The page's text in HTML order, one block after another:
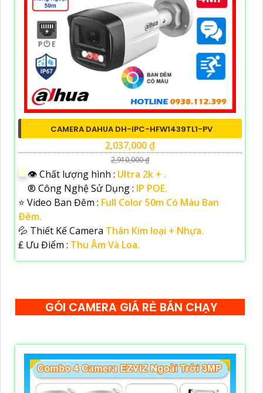
CAMERA DAHUA DH-IPC-HFW1439TL1-PV
2,037,000 ₫
2,910,000 ₫
👁 Chất lượng hình : Ultra 2k + .
®️ Công Nghệ Sử Dụng : IP POE.
⭐ Video Ban Đêm : Full Color 50m Có Màu Ban
Ðêm.
💦 Thiết Kế Camera Thân Kim loại + Nhựa.
️₤ Ưu Điểm : Thu Âm Và Loa.
GÓI CAMERA GIÁ RẺ BÁN CHẠY